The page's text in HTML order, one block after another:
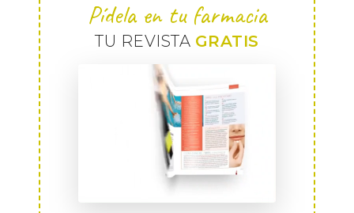
Pídela en tu farmacia
TU REVISTA GRATIS